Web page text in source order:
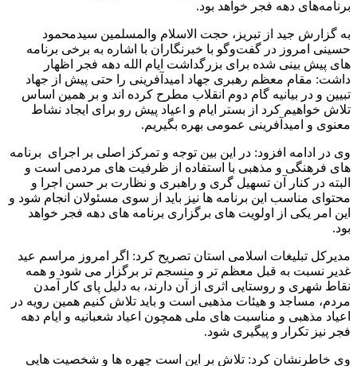
برنامه‌های دهه فجر خواهد بود.
به گزارش جید از تبریز، حجت الاسلام والمسلمین سیدمحمود
حسینی امروز در گفت‌وگو با خبرنگاران با اشاره به برخی برنامه
های پیش بینی شده برای بزرگداشت ایام الله دهه فجر اظهار
داشت: مقام معظم رهبری جهاد امیدآفرینی را حتی پیش از جهاد
تبیین و در بیانیه گام دوم انقلاب مطرح کرده اند و بر همین اساس
تلاش خواهیم کرد از بستر ایام و اعیاد پیش رو برای ایجاد نشاط
معنوی و امیدآفرینی عمومی بهره بگیریم.
وی در ادامه افزود: در این بین توجه و تمرکز اصلی بر اجرای برنامه
های فرهنگی و مذهبی با استفاده از ظرفیت های مردمی است و
البته در کنار آن تسهیل گری و راهبری و نظارت بر حسن اجرا و
محتوای مناسب این برنامه ها نیز باید از سوی مسئولان انجام شود و
این امر یکی از اولویت های برگزاری برنامه های دهه فجر خواهد
بود.
مدیرکل تبلیغات اسلامی استان تصریح کرد: اگر امروز مراسم عید
غدیر نسبت به قبل معظم تر و منسجم تر برگزار می شود و همه
نقاط شهری و روستایی اثری از آن دارند، به دلیل پای کار آمدن
مردم، مساجد و هیئات مذهبی است و باید تلاش کنیم همین رویه در
اعیاد مذهبی و مناسبت های ملی همچون اعیاد شعبانیه و ایام دهه
فجر نیز تکرار و پیگیری شود.
وی خاطرنشان کرد: تلاش بر این است چهره ها و شخصیت هایی